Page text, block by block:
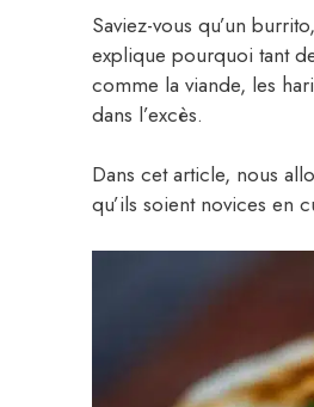
Saviez-vous qu’un
explique pourquoi tant
comme la viande, les
dans l’excès.
Dans cet article, nous
qu’ils soient novices en